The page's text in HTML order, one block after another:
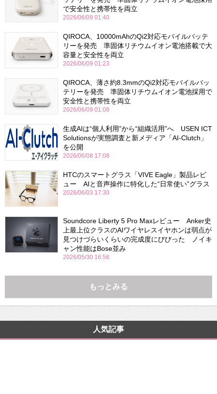
で安全性と携帯性を両立
2026/06/09 01:40
QIROCA、10000mAhのQi2対応モバイルバッテ
リーを発売 準固体リチウムイオン電池搭載で大
容量と安全性を両立
2026/06/09 01:23
QIROCA、薄さ約8.3mmのQi2対応モバイルバッ
テリーを発売 準固体リチウムイオン電池採用で
安全性と携帯性を両立
2026/06/09 01:08
生成AIは“個人利用”から“組織活用”へ USEN ICT
Solutionsが実態調査と新メディア「AI-Clutch」
を公開
2026/06/08 17:08
HTCのスマートグラス「VIVE Eagle」製品レビ
ュー AIと音声操作に特化した“日常使い”グラス
2026/06/03 17:30
Soundcore Liberty 5 Pro Maxレビュー Anker史
上最上位クラスのAIワイヤレスイヤホンは弱点が
見つけづらいくらいの完成度にびびった ノイキ
ャン性能はBose並み
2026/05/30 16:56
もっとみる
人気記事